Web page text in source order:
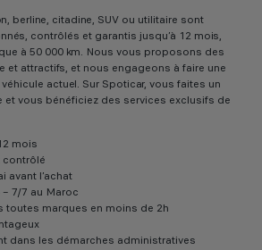
berline, citadine, SUV ou utilitaire sont
contrôlés et garantis jusqu’à 12 mois,
à 50 000 km. Nous vous proposons des
et attractifs, et nous engageons à faire une
actuel. Sur Spoticar, vous faites un
et vous bénéficiez des services exclusifs de
mois
contrôlé
avant l’achat
7/7 au Maroc
toutes marques en moins de 2h
dans les démarches administratives